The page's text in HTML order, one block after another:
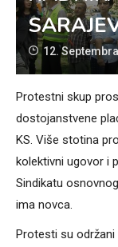
12.
Protestni skup
dostojanstvene
KS. Više stotina
kolektivni ugovor i
Sindikatu
ima novca.
Protesti su održani